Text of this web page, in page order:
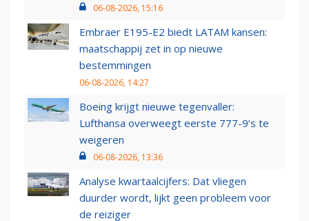
06-08-2026, 15:16
Embraer E195-E2 biedt LATAM kansen:
maatschappij zet in op nieuwe
bestemmingen
06-08-2026, 14:27
Boeing krijgt nieuwe tegenvaller:
Lufthansa overweegt eerste 777-9’s te
weigeren
06-08-2026, 13:36
Analyse kwartaalcijfers: Dat vliegen
duurder wordt, lijkt geen probleem voor
de reiziger